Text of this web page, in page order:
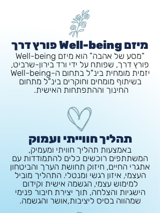
מיזם Well-being פורץ דרך
“מסע של אהבה” הוא מיזם Well-being
פורץ דרך, שפותח על ידי ורד בירון-שרביט,
יזמית מומחית בינ"ל בתחום ה-Well-being
בשיתוף מומחים וחוקרים בינ"ל מתחום
החינוך וההתפתחות האישית.
תהליך חווייתי ועמוק
באמצעות תהליך חוויתי ומעמיק,
המשתתפים רוכשים כלים להתמודדות עם
אתגרי החיים, חיזוק תחושת הערך והביטחון
העצמי, איזון רגשי ומנטלי. התהליך מוביל
למימוש עצמי, הגשמה אישית וקידום
הישגיות והצלחה, תוך יצירת חיבור פנימי
שמהווה בסיס ליציבות,אושר והגשמה.